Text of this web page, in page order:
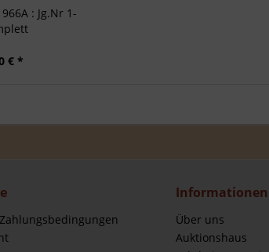
: Jg.Nr 1-
€ *
Informationen
Über uns
Auktionshaus